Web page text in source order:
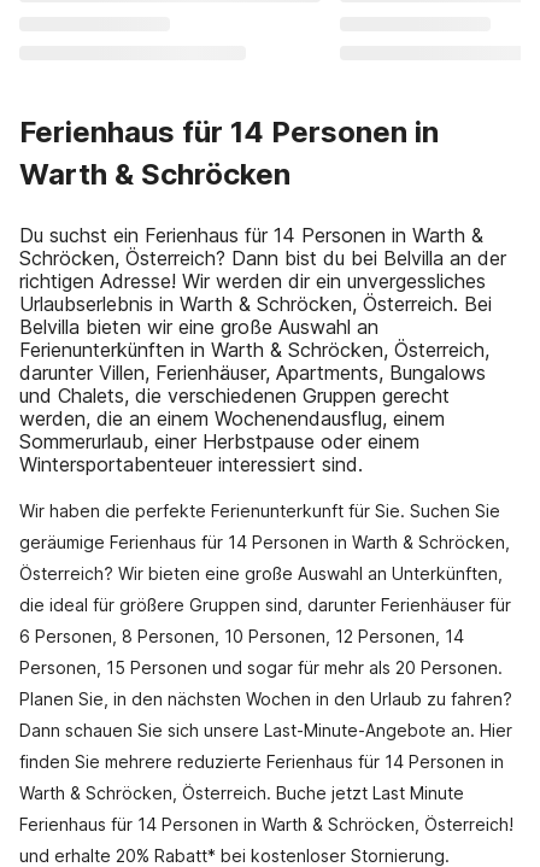
Ferienhaus für 14 Personen in
Warth & Schröcken
Du suchst ein Ferienhaus für 14 Personen in Warth &
Schröcken, Österreich? Dann bist du bei Belvilla an der
richtigen Adresse! Wir werden dir ein unvergessliches
Urlaubserlebnis in Warth & Schröcken, Österreich. Bei
Belvilla bieten wir eine große Auswahl an
Ferienunterkünften in Warth & Schröcken, Österreich,
darunter Villen, Ferienhäuser, Apartments, Bungalows
und Chalets, die verschiedenen Gruppen gerecht
werden, die an einem Wochenendausflug, einem
Sommerurlaub, einer Herbstpause oder einem
Wintersportabenteuer interessiert sind.
Wir haben die perfekte Ferienunterkunft für Sie. Suchen Sie
geräumige Ferienhaus für 14 Personen in Warth & Schröcken,
Österreich? Wir bieten eine große Auswahl an Unterkünften,
die ideal für größere Gruppen sind, darunter Ferienhäuser für
6 Personen, 8 Personen, 10 Personen, 12 Personen, 14
Personen, 15 Personen und sogar für mehr als 20 Personen.
Planen Sie, in den nächsten Wochen in den Urlaub zu fahren?
Dann schauen Sie sich unsere Last-Minute-Angebote an. Hier
finden Sie mehrere reduzierte Ferienhaus für 14 Personen in
Warth & Schröcken, Österreich. Buche jetzt Last Minute
Ferienhaus für 14 Personen in Warth & Schröcken, Österreich!
und erhalte 20% Rabatt* bei kostenloser Stornierung.